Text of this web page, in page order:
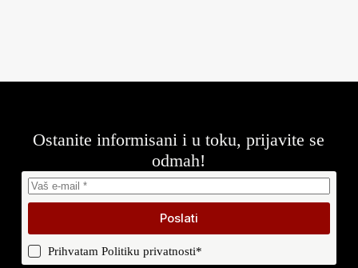
Ostanite informisani i u toku, prijavite se
odmah!
Poslati
PrihvatamPolitiku privatnosti*